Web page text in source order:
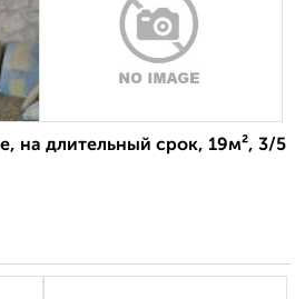
на длительный срок, 19м², 3/5